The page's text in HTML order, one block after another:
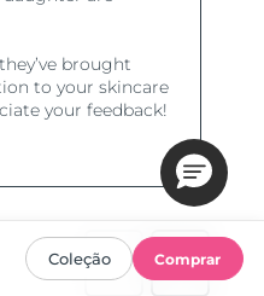
Coleção Comprar